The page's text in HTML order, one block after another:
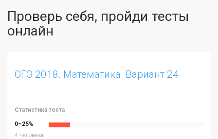
Проверь себя, пройди тесты
онлайн
ОГЭ 2018. Математика. Вариант 24
Статистика теста
0–25%
4 человека